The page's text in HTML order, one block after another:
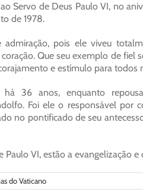
Servo de Deus Paulo VI, no
de 1978.
pois ele viveu
Que seu exemplo de fiel
e estímulo para todos
há 36 anos, enquanto
Foi ele o responsável por
no pontificado de seu
VI, estão a evangelização
do Vaticano